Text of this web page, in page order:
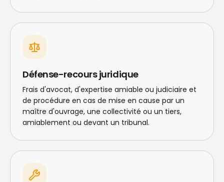
Défense-recours juridique
Frais d'avocat, d'expertise amiable ou judiciaire et
de procédure en cas de mise en cause par un
maître d'ouvrage, une collectivité ou un tiers,
amiablement ou devant un tribunal.